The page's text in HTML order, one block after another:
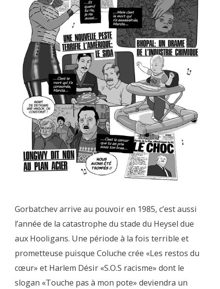
Gorbatchev arrive au pouvoir en 1985, c’est aussi
l’année de la catastrophe du stade du Heysel due
aux Hooligans. Une période à la fois terrible et
prometteuse puisque Coluche crée «Les restos du
cœur» et Harlem Désir «S.O.S racisme» dont le
slogan «Touche pas à mon pote» deviendra un